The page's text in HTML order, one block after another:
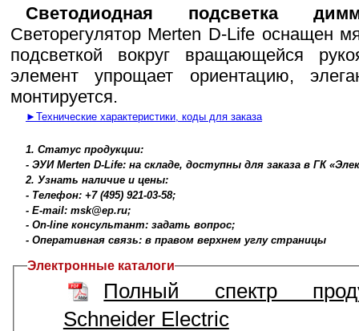
Светодиодная подсветка
Светорегулятор Merten D-Life оснащен
подсветкой вокруг вращающейся
элемент упрощает ориентацию,
монтируется.
►Технические характеристики, коды для заказа
1. Статус продукции:
- ЭУИ Merten D-Life: на складе, доступны для заказа в ГК
2. Узнать наличие и цены:
- Телефон: +7 (495) 921-03-58;
- E-mail: msk@ep.ru;
- On-line консультант: задать вопрос;
- Оперативная связь: в правом верхнем углу страницы
Электронные каталоги
Полный спектр
Schneider Electric